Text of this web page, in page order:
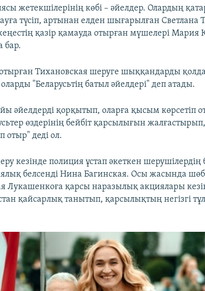
жетекшілерінің көбі – әйелдер. Олардың
түсіп, артынан елден шығарылған Светлана
қазір қамауда отырған мүшелері Мария
бар.
Тихановская шеруге шыққандарды
"Беларусьтің батыл әйелдері" деп атады.
әйелдерді қорқытып, оларға қысым көрсетіп
өздерінің бейбіт қарсылығын
отыр" деді ол.
кезінде полиция ұстап әкеткен шерушілердің
белсенді Нина Багинская. Осы жасында
Лукашенкоға қарсы наразылық акциялары
қайсарлық танытып, қарсылықтың негізгі